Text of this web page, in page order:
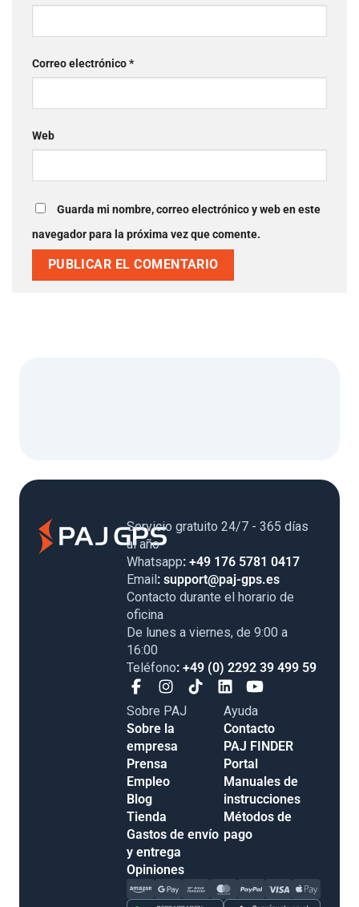
Correo electrónico*
Web
Guarda mi nombre, correo electrónico y web en este
navegador para la próxima vez que comente.
Servicio gratuito 24/7 - 365 días
al año
Whatsapp: +49 176 5781 0417
Email: support@paj-gps.es
Contacto durante el horario de
oficina
De lunes a viernes, de 9:00 a
16:00
Teléfono: +49 (0) 2292 39 499 59
Sobre PAJ
Sobre la
empresa
Prensa
Empleo
Blog
Tienda
Gastos de envío
y entrega
Opiniones
Ayuda
Contacto
PAJ FINDER
Portal
Manuales de
instrucciones
Métodos de
pago